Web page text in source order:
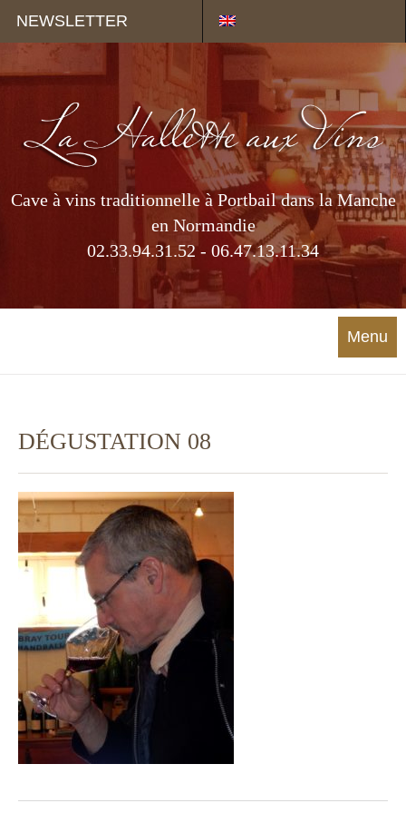
NEWSLETTER
Cave à vins traditionnelle à Portbail dans la Manche
en Normandie
02.33.94.31.52 - 06.47.13.11.34
Menu
DÉGUSTATION 08
Panneau de gestion des cookies